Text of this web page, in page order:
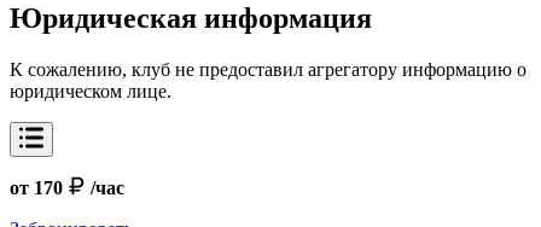
Юридическая информация
К сожалению, клуб не предоставил агрегатору информацию о
юридическом лице.
от 170
/час